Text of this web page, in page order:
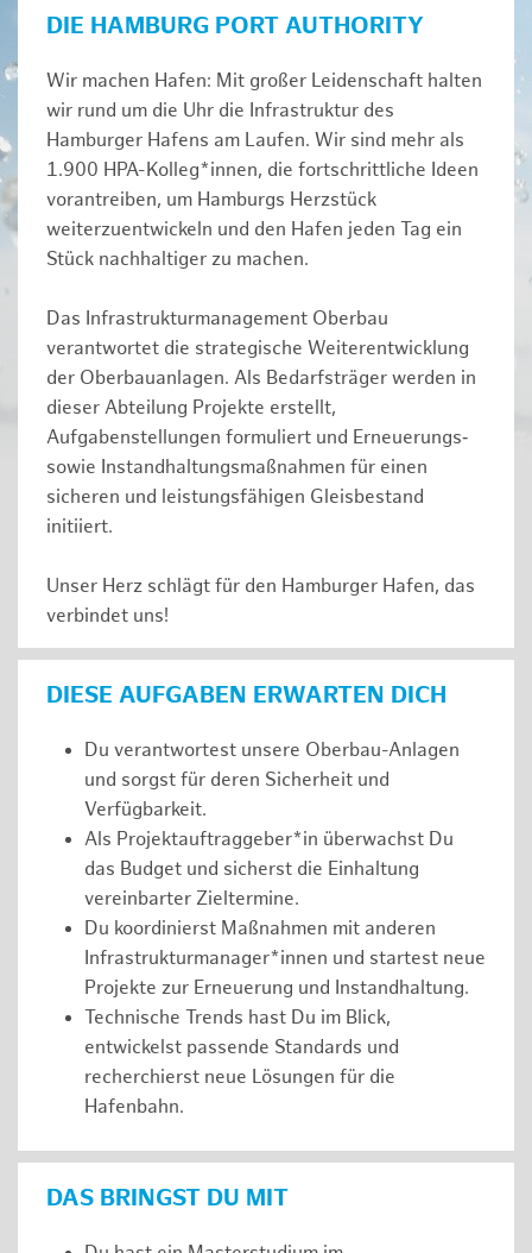
DIE HAMBURG PORT AUTHORITY
Wir machen Hafen: Mit großer Leidenschaft halten
wir rund um die Uhr die Infrastruktur des
Hamburger Hafens am Laufen. Wir sind mehr als
1.900 HPA-Kolleg*innen, die fortschrittliche Ideen
vorantreiben, um Hamburgs Herzstück
weiterzuentwickeln und den Hafen jeden Tag ein
Stück nachhaltiger zu machen.
Das Infrastrukturmanagement Oberbau
verantwortet die strategische Weiterentwicklung
der Oberbauanlagen. Als Bedarfsträger werden in
dieser Abteilung Projekte erstellt,
Aufgabenstellungen formuliert und Erneuerungs‑
sowie Instandhaltungsmaßnahmen für einen
sicheren und leistungsfähigen Gleisbestand
initiiert.
Unser Herz schlägt für den Hamburger Hafen, das
verbindet uns!
DIESE AUFGABEN ERWARTEN DICH
Du verantwortest unsere Oberbau-Anlagen
und sorgst für deren Sicherheit und
Verfügbarkeit.
Als Projektauftraggeber*in überwachst Du
das Budget und sicherst die Einhaltung
vereinbarter Zieltermine.
Du koordinierst Maßnahmen mit anderen
Infrastrukturmanager*innen und startest neue
Projekte zur Erneuerung und Instandhaltung.
Technische Trends hast Du im Blick,
entwickelst passende Standards und
recherchierst neue Lösungen für die
Hafenbahn.
DAS BRINGST DU MIT